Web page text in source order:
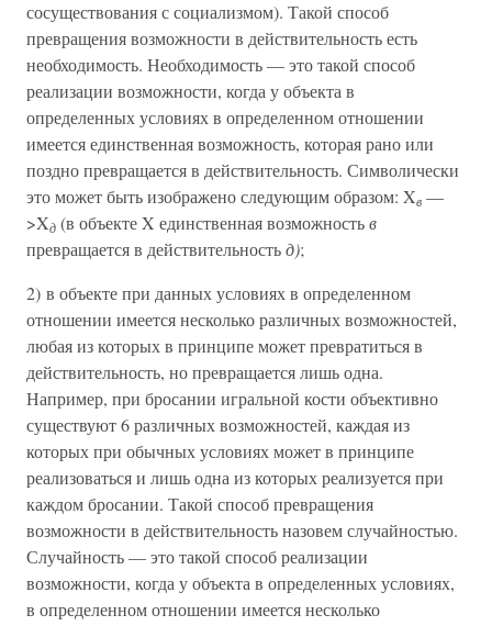
сосуществования с социализмом). Такой способ
превращения возможности в действительность есть
необходимость. Необходимость — это такой способ
реализации возможности, когда у объекта в
определенных условиях в определенном отношении
имеется единственная возможность, которая рано или
поздно превращается в действительность. Символически
это может быть изображено следующим образом: Xв —
>Xд (в объекте X единственная возможностьв
превращается в действительностьд);
2) в объекте при данных условиях в определенном
отношении имеется несколько различных возможностей,
любая из которых в принципе может превратиться в
действительность, но превращается лишь одна.
Например, при бросании игральной кости объективно
существуют 6 различных возможностей, каждая из
которых при обычных условиях может в принципе
реализоваться и лишь одна из которых реализуется при
каждом бросании. Такой способ превращения
возможности в действительность назовем случайностью.
Случайность — это такой способ реализации
возможности, когда у объекта в определенных условиях,
в определенном отношении имеется несколько